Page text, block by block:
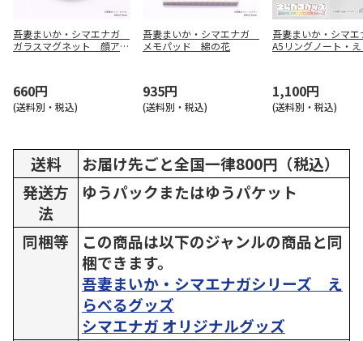
吾妻まいか・シマエナガ
ガラスマグネット 顔アッ
660円
(送料別・税込)
吾妻まいか・シマエナガ
メモパッド 綿の花
935円
(送料別・税込)
吾妻まいか・シマ
A5リングノート・
1,100円
(送料別・税込)
送料
お届け先ごと全国一律800円（税込）
発送方
法
ゆうパックまたはゆうパケット
同梱等
この商品は以下のジャンルの商品と同
梱できます。
吾妻まいか・シマエナガシリーズ え
らべるグッズ
シマエナガ オリジナルグッズ